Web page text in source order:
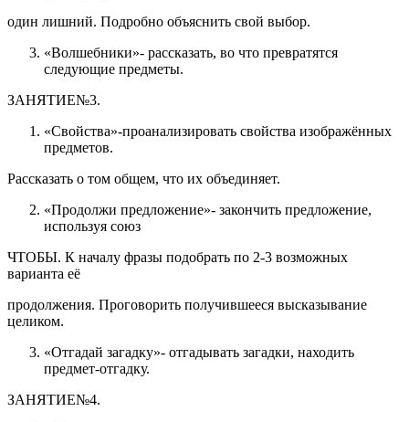
один лишний. Подробно объяснить свой выбор.
«Волшебники»- рассказать, во что превратятся
следующие предметы.
ЗАНЯТИЕ№3.
«Свойства»-проанализировать свойства изображённых
предметов.
Рассказать о том общем, что их объединяет.
«Продолжи предложение»- закончить предложение,
используя союз
ЧТОБЫ. К началу фразы подобрать по 2-3 возможных
варианта её
продолжения. Проговорить получившееся высказывание
целиком.
«Отгадай загадку»- отгадывать загадки, находить
предмет-отгадку.
ЗАНЯТИЕ№4.